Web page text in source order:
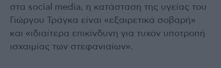
στα social media, η κατάσταση της υγείας του
Γιώργου Τράγκα είναι «εξαιρετικά σοβαρή»
και «ιδιαίτερα επικίνδυνη για τυχόν υποτροπή
ισχαιμίας των στεφανιαίων».